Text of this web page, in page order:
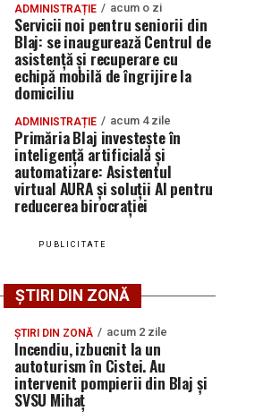
ADMINISTRAȚIE acum o zi
Servicii noi pentru seniorii din
Blaj: se inaugurează Centrul de
asistență și recuperare cu
echipă mobilă de îngrijire la
domiciliu
ADMINISTRAȚIE acum 4 zile
Primăria Blaj investește în
inteligență artificială și
automatizare: Asistentul
virtual AURA și soluții AI pentru
reducerea birocrației
PUBLICITATE
ȘTIRI DIN ZONĂ
ȘTIRI DIN ZONĂ acum 2 zile
Incendiu, izbucnit la un
autoturism în Cistei. Au
intervenit pompierii din Blaj și
SVSU Mihaț